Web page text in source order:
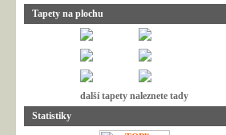
Tapety na plochu
další tapety naleznete tady
Statistiky